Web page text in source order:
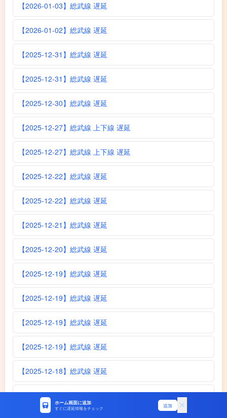
【2026-01-03】総武線 遅延
【2026-01-02】総武線 遅延
【2025-12-31】総武線 遅延
【2025-12-31】総武線 遅延
【2025-12-30】総武線 遅延
【2025-12-27】総武線 上下線 遅延
【2025-12-27】総武線 上下線 遅延
【2025-12-22】総武線 遅延
【2025-12-22】総武線 遅延
【2025-12-21】総武線 遅延
【2025-12-20】総武線 遅延
【2025-12-19】総武線 遅延
【2025-12-19】総武線 遅延
【2025-12-19】総武線 遅延
【2025-12-19】総武線 遅延
【2025-12-18】総武線 遅延
【2025-12-16】総武線 遅延
ホーム画面に追加
すぐに遅延情報をチェック 追加